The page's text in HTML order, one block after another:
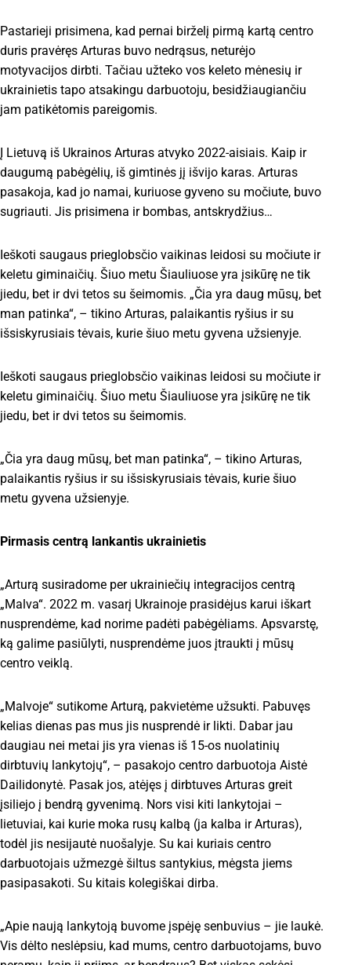
Pastarieji prisimena, kad pernai birželį pirmą kartą centro
duris pravėręs Arturas buvo nedrąsus, neturėjo
motyvacijos dirbti. Tačiau užteko vos keleto mėnesių ir
ukrainietis tapo atsakingu darbuotoju, besidžiaugiančiu
jam patikėtomis pareigomis.
Į Lietuvą iš Ukrainos Arturas atvyko 2022-aisiais. Kaip ir
daugumą pabėgėlių, iš gimtinės jį išvijo karas. Arturas
pasakoja, kad jo namai, kuriuose gyveno su močiute, buvo
sugriauti. Jis prisimena ir bombas, antskrydžius…
Ieškoti saugaus prieglobsčio vaikinas leidosi su močiute ir
keletu giminaičių. Šiuo metu Šiauliuose yra įsikūrę ne tik
jiedu, bet ir dvi tetos su šeimomis. „Čia yra daug mūsų, bet
man patinka“, – tikino Arturas, palaikantis ryšius ir su
išsiskyrusiais tėvais, kurie šiuo metu gyvena užsienyje.
Ieškoti saugaus prieglobsčio vaikinas leidosi su močiute ir
keletu giminaičių. Šiuo metu Šiauliuose yra įsikūrę ne tik
jiedu, bet ir dvi tetos su šeimomis.
„Čia yra daug mūsų, bet man patinka“, – tikino Arturas,
palaikantis ryšius ir su išsiskyrusiais tėvais, kurie šiuo
metu gyvena užsienyje.
Pirmasis centrą lankantis ukrainietis
„Arturą susiradome per ukrainiečių integracijos centrą
„Malva“. 2022 m. vasarį Ukrainoje prasidėjus karui iškart
nusprendėme, kad norime padėti pabėgėliams. Apsvarstę,
ką galime pasiūlyti, nusprendėme juos įtraukti į mūsų
centro veiklą.
„Malvoje“ sutikome Arturą, pakvietėme užsukti. Pabuvęs
kelias dienas pas mus jis nusprendė ir likti. Dabar jau
daugiau nei metai jis yra vienas iš 15-os nuolatinių
dirbtuvių lankytojų“, – pasakojo centro darbuotoja Aistė
Dailidonytė. Pasak jos, atėjęs į dirbtuves Arturas greit
įsiliejo į bendrą gyvenimą. Nors visi kiti lankytojai –
lietuviai, kai kurie moka rusų kalbą (ja kalba ir Arturas),
todėl jis nesijautė nuošalyje. Su kai kuriais centro
darbuotojais užmezgė šiltus santykius, mėgsta jiems
pasipasakoti. Su kitais kolegiškai dirba.
„Apie naują lankytoją buvome įspėję senbuvius – jie laukė.
Vis dėlto neslėpsiu, kad mums, centro darbuotojams, buvo